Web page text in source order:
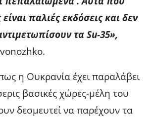
παλιές εκδόσεις και δεν
τα Su-35»,
η Ουκρανία έχει παραλάβει
βασικές χώρες-μέλη του
δεσμευτεί να παρέχουν τα